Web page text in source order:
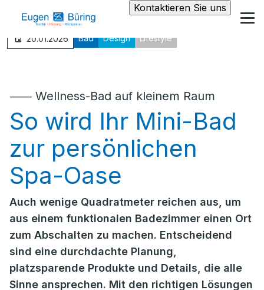
Kontaktieren Sie uns
20.01.2026 Bad Design Lifestyle
⸺ Wellness-Bad auf kleinem Raum
So wird Ihr Mini-Bad
zur persönlichen
Spa-Oase
Auch wenige Quadratmeter reichen aus, um
aus einem funktionalen Badezimmer einen Ort
zum Abschalten zu machen. Entscheidend
sind eine durchdachte Planung,
platzsparende Produkte und Details, die alle
Sinne ansprechen. Mit den richtigen Lösungen